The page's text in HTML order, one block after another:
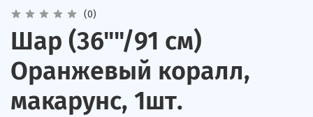
(0)
Шар (36""/91 см)
Оранжевый коралл,
макарунс, 1шт.